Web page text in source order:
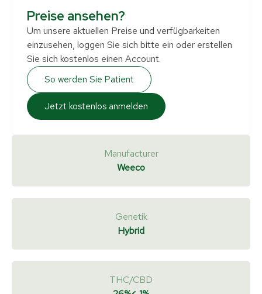
Preise ansehen?
Um unsere aktuellen Preise und verfügbarkeiten
einzusehen, loggen Sie sich bitte ein oder erstellen
Sie sich kostenlos einen Account.
So werden Sie Patient
Jetzt kostenlos anmelden
Manufacturer
Weeco
Genetik
Hybrid
THC/CBD